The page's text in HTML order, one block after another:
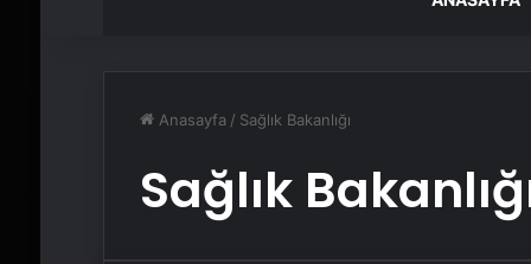
Anasayfa / Sağlık Bakanlığı
Sağlık